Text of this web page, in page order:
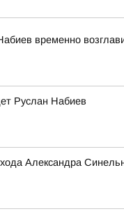
временно
Руслан Набиев
Александра